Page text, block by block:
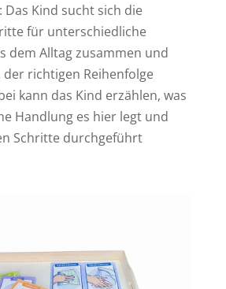
Das Kind sucht sich die
für unterschiedliche
dem Alltag zusammen und
der richtigen Reihenfolge
kann das Kind erzählen, was
Handlung es hier legt und
Schritte durchgeführt